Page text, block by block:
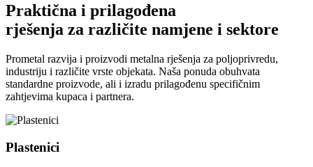
Praktična i prilagođena
rješenja za različite namjene i sektore
Prometal razvija i proizvodi metalna rješenja za poljoprivredu,
industriju i različite vrste objekata. Naša ponuda obuhvata
standardne proizvode, ali i izradu prilagođenu specifičnim
zahtjevima kupaca i partnera.
Plastenici